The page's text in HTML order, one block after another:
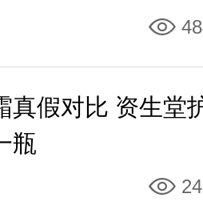
真假对比 资生堂
瓶